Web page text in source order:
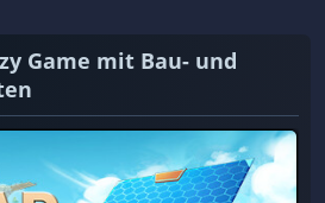
Game mit Bau- und